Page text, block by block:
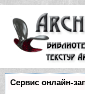
Сервис онлайн-